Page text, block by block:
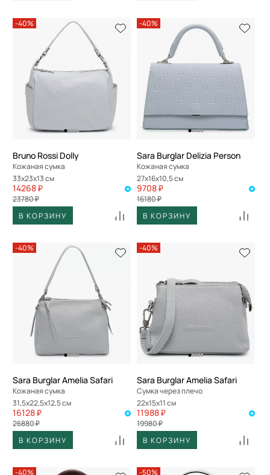
-40%
Bruno Rossi Dolly
Кожаная сумка
33x23x13 см
14268 ₽
23780 ₽
В КОРЗИНУ
-40%
Sara Burglar Delizia Person
Кожаная сумка
27x16x10,5 см
9708 ₽
16180 ₽
В КОРЗИНУ
-40%
Sara Burglar Amelia Safari
Кожаная сумка
31,5x22,5x12,5 см
16128 ₽
26880 ₽
В КОРЗИНУ
-40%
Sara Burglar Amelia Safari
Сумка через плечо
22x15x11 см
11988 ₽
19980 ₽
В КОРЗИНУ
-40% -50%